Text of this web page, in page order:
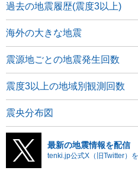
過去の地震履歴(震度3以上)
海外の大きな地震
震源地ごとの地震発生回数
震度3以上の地域別観測回数
震央分布図
最新の地震情報を配信
tenki.jp公式X（旧Twitter）